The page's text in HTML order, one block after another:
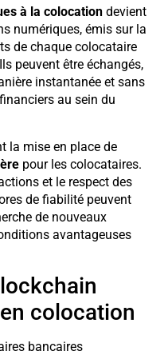
à la colocation devient
numériques, émis sur la
de chaque colocataire
peuvent être échangés,
instantanée et sans
au sein du
la mise en place de
pour les colocataires.
et le respect des
de fiabilité peuvent
de nouveaux
avantageuses
colocation
bancaires